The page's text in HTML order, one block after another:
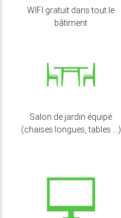
WIFI gratuit dans tout le
bâtiment
Salon de jardin équipé
(chaises longues, tables …)